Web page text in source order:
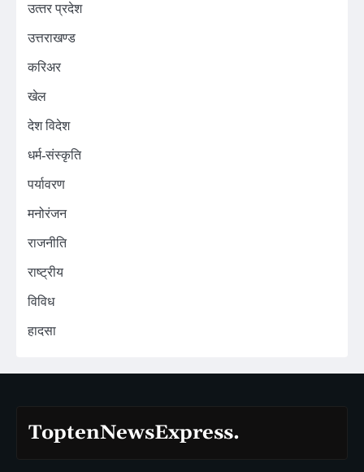
उत्‍तर प्रदेश
उत्तराखण्ड
करिअर
खेल
देश विदेश
धर्म-संस्कृति
पर्यावरण
मनोरंजन
राजनीति
राष्ट्रीय
विविध
हादसा
ToptenNewsExpress.